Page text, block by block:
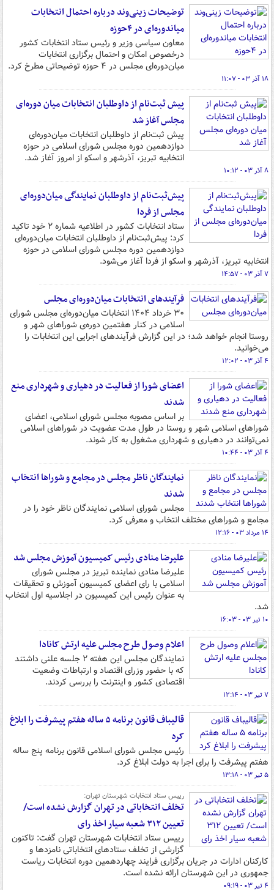
توضیحات زینی‌وند درباره احتمال انتخابات
میاندوره‌ای در ۴حوزه
معاون سیاسی وزیر و رئیس ستاد انتخابات کشور
درخصوص امکان و احتمال برگزاری انتخابات
میان‌دوره‌ای مجلس در ۴ حوزه توضیحاتی مطرخ کرد.
۱۸ آذر ۰۳ - ۱۱:۰۷
پیش ثبت‌نام از داوطلبان انتخابات میان دوره‌ای
مجلس آغاز شد
پیش‌ ثبت‌نام از داوطلبان انتخابات میان‌دوره‌ای
دوازدهمین دوره مجلس شورای اسلامی در حوزه
انتخابیه تبریز، آذرشهر و اسکو از امروز آغاز شد.
۸ آذر ۰۳ - ۱۰:۱۲
پیش‌ثبت‌نام از داوطلبان نمایندگی میان‌دوره‌ای
مجلس از فردا
ستاد انتخابات کشور در اطلاعیه شماره ۲ خود تاکید
کرد: پیش‌ثبت‌نام از داوطلبان انتخابات میان‌دوره‌ای
دوازدهمین دوره مجلس شورای اسلامی در حوزه
انتخابیه تبریز، آذرشهر و اسکو از فردا آغاز می‌شود.
۷ آذر ۰۳ - ۱۴:۵۷
فرآیندهای انتخابات میان‌دوره‌ای مجلس
۳۰ خرداد ۱۴۰۴ انتخابات میان‌دوره‌ای مجلس شورای
اسلامی در کنار هفتمین دوره‌ی شوراهای شهر و
روستا انجام خواهد شد؛ در این گزارش فرآیندهای اجرایی این انتخابات را
می‌خوانید.
۴ آذر ۰۳ - ۱۲:۰۲
اعضای شورا از فعالیت در دهیاری‌ و شهرداری‌ منع
شدند
بر اساس مصوبه مجلس شورای اسلامی، اعضای
شوراهای اسلامی شهر و روستا در طول مدت عضویت در شوراهای اسلامی
نمی‌توانند در دهیاری و شهرداری مشغول به کار شوند.
۴ آذر ۰۳ - ۱۰:۴۴
نمایندگان ناظر مجلس در مجامع و شوراها انتخاب
شدند
مجلس شورای اسلامی نمایندگان ناظر خود را در
مجامع و شوراهای مختلف انتخاب و معرفی کرد.
۱۴ مرداد ۰۳ - ۱۲:۱۶
علیرضا منادی رئیس کمیسیون آموزش مجلس شد
علیرضا منادی نماینده تبریز در مجلس شورای
اسلامی با رای اعضای کمیسیون آموزش و تحقیقات
به عنوان رئیس این کمیسیون در اجلاسیه اول انتخاب
شد.
۱۰ تیر ۰۳ - ۱۶:۰۳
اعلام وصول طرح مجلس علیه ارتش کانادا
نمایندگان مجلس این هفته ۲ جلسه علنی داشتند
که با حضور وزرای اقتصاد و ارتباطات وضعیت
اقتصادی کشور و اینترنت را بررسی کردند.
۷ تیر ۰۳ - ۱۲:۱۴
قالیباف قانون برنامه ۵ ساله هفتم پیشرفت را ابلاغ
کرد
رئیس مجلس شورای اسلامی قانون برنامه پنج ساله
هفتم پیشرفت را برای اجرا به دولت ابلاغ کرد.
۵ تیر ۰۳ - ۱۳:۱۸
رییس ستاد انتخابات شهرستان تهران:
تخلف انتخاباتی در تهران گزارش نشده است/
تعیین ۳۱۲ شعبه سیار اخذ رای
رییس ستاد انتخابات شهرستان تهران گفت: تاکنون
گزارشی از تخلف ستادهای انتخاباتی نامزدها و
کارکنان ادارات در جریان برگزاری فرایند چهاردهمین دوره انتخابات ریاست
جمهوری در این شهرستان ارائه نشده است.
۴ تیر ۰۳ - ۰۹:۱۹